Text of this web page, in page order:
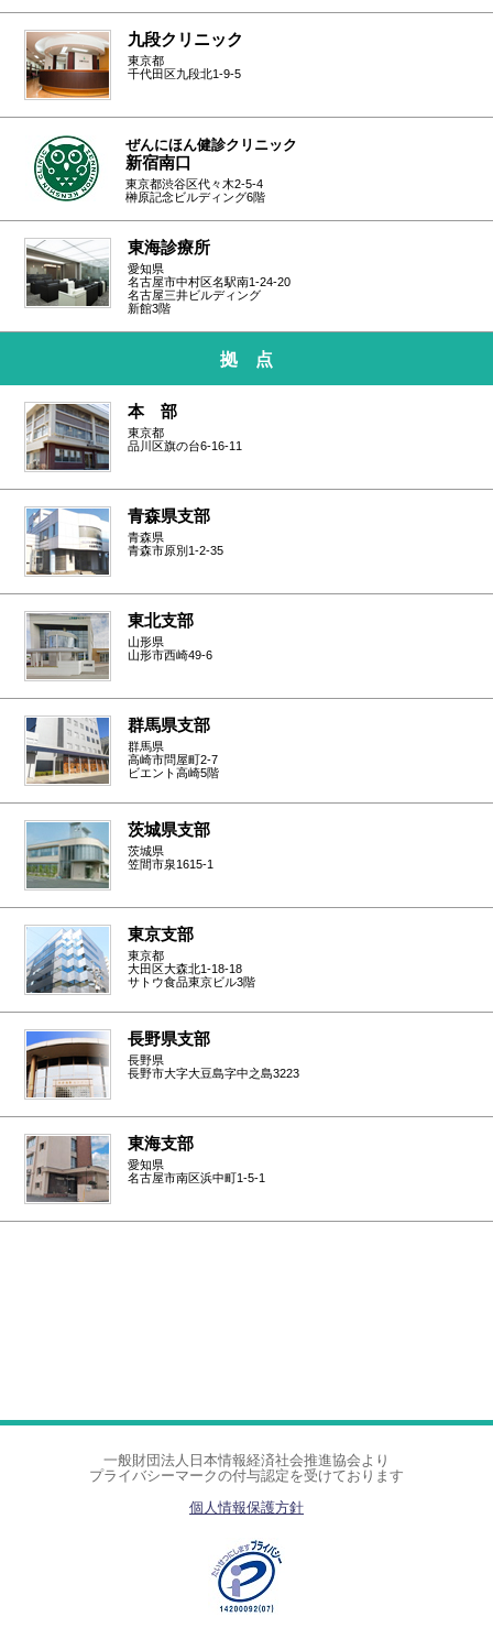
九段クリニック
東京都
千代田区九段北1-9-5
ぜんにほん健診クリニック
新宿南口
東京都渋谷区代々木2-5-4
榊原記念ビルディング6階
東海診療所
愛知県
名古屋市中村区名駅南1-24-20
名古屋三井ビルディング
新館3階
拠 点
本 部
東京都
品川区旗の台6-16-11
青森県支部
青森県
青森市原別1-2-35
東北支部
山形県
山形市西崎49-6
群馬県支部
群馬県
高崎市問屋町2-7
ビエント高崎5階
茨城県支部
茨城県
笠間市泉1615-1
東京支部
東京都
大田区大森北1-18-18
サトウ食品東京ビル3階
長野県支部
長野県
長野市大字大豆島字中之島3223
東海支部
愛知県
名古屋市南区浜中町1-5-1
一般財団法人日本情報経済社会推進協会より
プライバシーマークの付与認定を受けております
個人情報保護方針